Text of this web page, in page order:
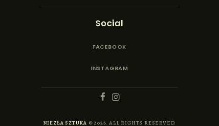
Social
FACEBOOK
INSTAGRAM
NIEZŁA SZTUKA © 2026. ALL RIGHTS RESERVED.